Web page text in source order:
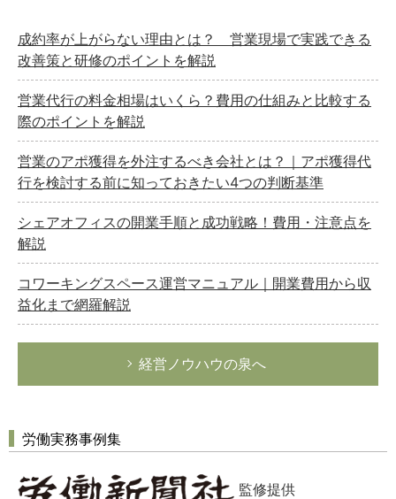
成約率が上がらない理由とは？ 営業現場で実践できる
改善策と研修のポイントを解説
営業代行の料金相場はいくら？費用の仕組みと比較する
際のポイントを解説
営業のアポ獲得を外注するべき会社とは？｜アポ獲得代
行を検討する前に知っておきたい4つの判断基準
シェアオフィスの開業手順と成功戦略！費用・注意点を
解説
コワーキングスペース運営マニュアル｜開業費用から収
益化まで網羅解説
経営ノウハウの泉へ
労働実務事例集
監修提供